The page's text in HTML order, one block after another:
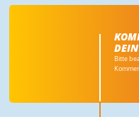
Bitte